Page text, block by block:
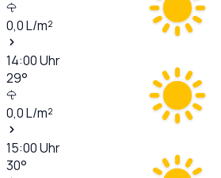
0,0L/m²
14:00Uhr
29°
0,0L/m²
15:00Uhr
30°